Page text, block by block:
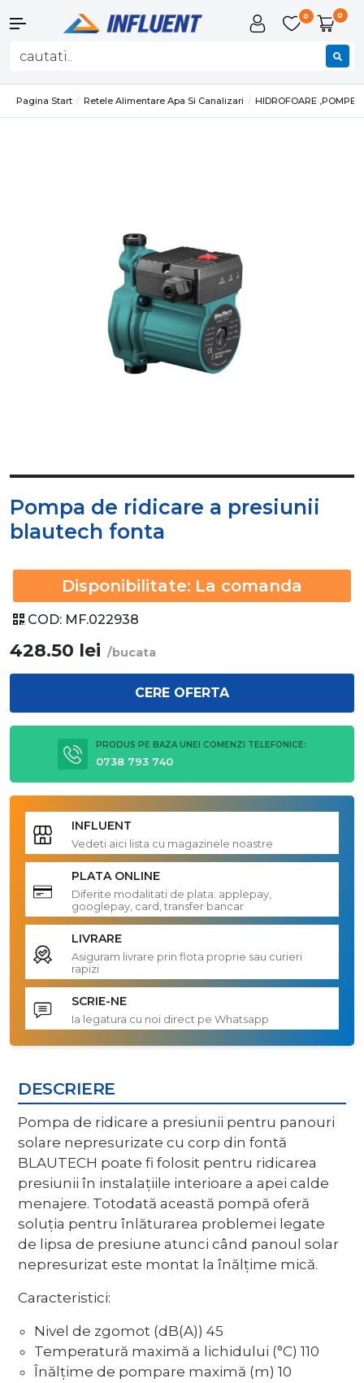
0 0
Pagina Start Retele Alimentare Apa Si Canalizari HIDROFOARE ,POMPE
Pompa de ridicare a presiunii
blautech fonta
Disponibilitate: La comanda
COD: MF.022938
428.50 lei /bucata
CERE OFERTA
PRODUS PE BAZA UNEI COMENZI TELEFONICE:
0738 793 740
INFLUENT
Vedeti aici lista cu magazinele noastre
PLATA ONLINE
Diferite modalitati de plata: applepay,
googlepay, card, transfer bancar
LIVRARE
Asiguram livrare prin flota proprie sau curieri
rapizi
SCRIE-NE
Ia legatura cu noi direct pe Whatsapp
DESCRIERE
Pompa de ridicare a presiunii pentru panouri
solare nepresurizate cu corp din fontă
BLAUTECH poate fi folosit pentru ridicarea
presiunii în instalațiile interioare a apei calde
menajere. Totodată această pompă oferă
soluția pentru înlăturarea problemei legate
de lipsa de presiune atunci când panoul solar
nepresurizat este montat la înălțime mică.
Caracteristici:
Nivel de zgomot (dB(A)) 45
Temperatură maximă a lichidului (°C) 110
Înălțime de pompare maximă (m) 10